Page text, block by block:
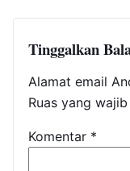
Tinggalkan
Alamat email
Ruas yang
Komentar *